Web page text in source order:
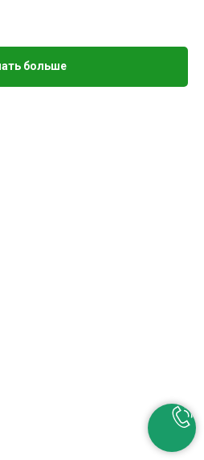
больше